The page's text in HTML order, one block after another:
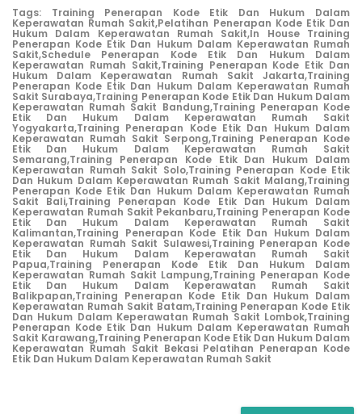
Tags: Training Penerapan Kode Etik Dan Hukum Dalam
Keperawatan Rumah Sakit,Pelatihan Penerapan Kode Etik Dan
Hukum Dalam Keperawatan Rumah Sakit,In House Training
Penerapan Kode Etik Dan Hukum Dalam Keperawatan Rumah
Sakit,Schedule Penerapan Kode Etik Dan Hukum Dalam
Keperawatan Rumah Sakit,Training Penerapan Kode Etik Dan
Hukum Dalam Keperawatan Rumah Sakit Jakarta,Training
Penerapan Kode Etik Dan Hukum Dalam Keperawatan Rumah
Sakit Surabaya,Training Penerapan Kode Etik Dan Hukum Dalam
Keperawatan Rumah Sakit Bandung,Training Penerapan Kode
Etik Dan Hukum Dalam Keperawatan Rumah Sakit
Yogyakarta,Training Penerapan Kode Etik Dan Hukum Dalam
Keperawatan Rumah Sakit Serpong,Training Penerapan Kode
Etik Dan Hukum Dalam Keperawatan Rumah Sakit
Semarang,Training Penerapan Kode Etik Dan Hukum Dalam
Keperawatan Rumah Sakit Solo,Training Penerapan Kode Etik
Dan Hukum Dalam Keperawatan Rumah Sakit Malang,Training
Penerapan Kode Etik Dan Hukum Dalam Keperawatan Rumah
Sakit Bali,Training Penerapan Kode Etik Dan Hukum Dalam
Keperawatan Rumah Sakit Pekanbaru,Training Penerapan Kode
Etik Dan Hukum Dalam Keperawatan Rumah Sakit
Kalimantan,Training Penerapan Kode Etik Dan Hukum Dalam
Keperawatan Rumah Sakit Sulawesi,Training Penerapan Kode
Etik Dan Hukum Dalam Keperawatan Rumah Sakit
Papua,Training Penerapan Kode Etik Dan Hukum Dalam
Keperawatan Rumah Sakit Lampung,Training Penerapan Kode
Etik Dan Hukum Dalam Keperawatan Rumah Sakit
Balikpapan,Training Penerapan Kode Etik Dan Hukum Dalam
Keperawatan Rumah Sakit Batam,Training Penerapan Kode Etik
Dan Hukum Dalam Keperawatan Rumah Sakit Lombok,Training
Penerapan Kode Etik Dan Hukum Dalam Keperawatan Rumah
Sakit Karawang,Training Penerapan Kode Etik Dan Hukum Dalam
Keperawatan Rumah Sakit Bekasi Pelatihan Penerapan Kode
Etik Dan Hukum Dalam Keperawatan Rumah Sakit